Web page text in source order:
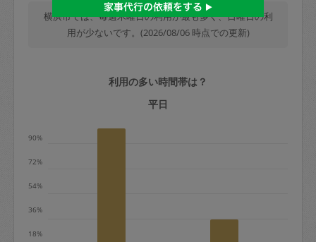
金額の100%＋交通費全額
定期契約をキャンセルする場合、毎週定
期は月2回まで隔週定期は月1回までキャ
横浜市では、毎週木曜日の利用が最も多く、日曜日の利
用が少ないです。(2026/08/06 時点での更新)
利用の多い時間帯は？
平日
18%
36%
54%
72%
90%